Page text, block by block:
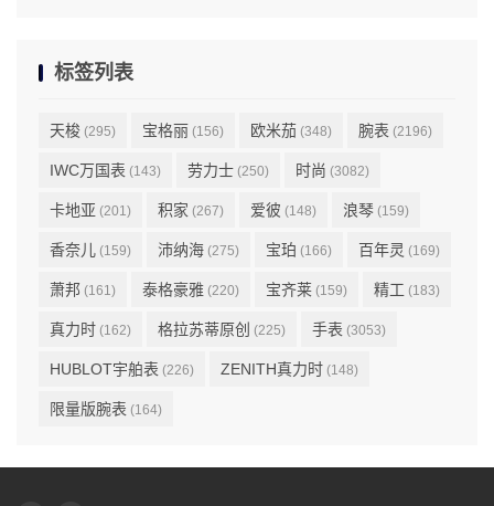
标签列表
天梭 (295) 宝格丽 (156) 欧米茄 (348) 腕表 (2196)
IWC万国表 (143) 劳力士 (250) 时尚 (3082)
卡地亚 (201) 积家 (267) 爱彼 (148) 浪琴 (159)
香奈儿 (159) 沛纳海 (275) 宝珀 (166) 百年灵 (169)
萧邦 (161) 泰格豪雅 (220) 宝齐莱 (159) 精工 (183)
真力时 (162) 格拉苏蒂原创 (225) 手表 (3053)
HUBLOT宇舶表 (226) ZENITH真力时 (148)
限量版腕表 (164)